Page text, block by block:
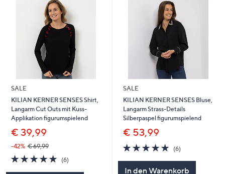
SALE
KILIAN KERNER SENSES Shirt,
Langarm Cut Outs mit Kuss-
Applikation figurumspielend
€ 39,99
-42% € 69,99
5.0
von
(6)
SALE
KILIAN KERNER SENSES Bluse,
Langarm Strass-Details
Silberpaspel figurumspielend
€ 53,99
5.0
von
(6)6
In den Warenkorb